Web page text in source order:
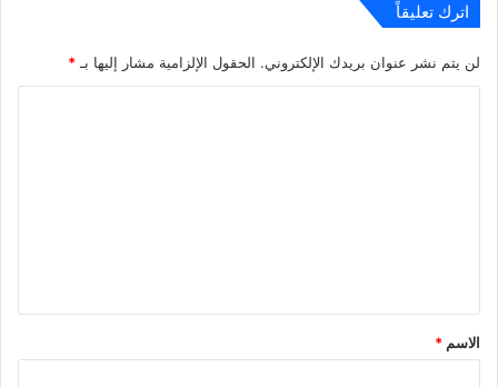
اترك تعليقاً
لن يتم نشر عنوان بريدك الإلكتروني. الحقول الإلزامية مشار إليها بـ*
*
الاسم *